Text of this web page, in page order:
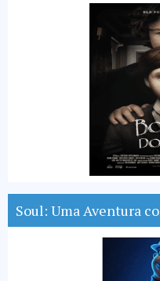
Soul: Uma Aventura